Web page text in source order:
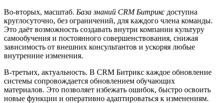
Во-вторых, масштаб. База знаний CRM Битрикс доступна
круглосуточно, без ограничений, для каждого члена команды.
Это даёт возможность создавать внутри компании культуру
самообучения и постоянного совершенствования, снижая
зависимость от внешних консультантов и ускоряя любые
внутренние изменения.
В-третьих, актуальность. В CRM Битрикс каждое обновление
системы сопровождается обновлением обучающих
материалов. Это позволяет избежать ошибок, быстро освоить
новые функции и оперативно адаптироваться к изменениям.